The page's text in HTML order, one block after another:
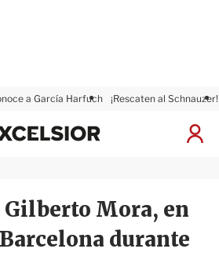
a García Harfuch ¡Rescaten al Schnauzer!
I
x
s
i
r
Gilberto Mora, en
durante